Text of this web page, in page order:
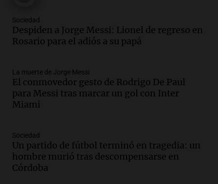
Audio.Messi llegará esta noche a
Rosario para acompañar a su familia
Episodios
Audio.Ley de Propiedad Privada: el revés
en el Congreso expuso una debilidad
comunicacional del Gobierno
Episodios
Audio.Casabindo se prepara para una
celebración única: 30.000 turistas y el
tradicional Toreo de la Vincha
Sociedad
Despiden a Jorge Messi: Lionel de regreso en
Rosario para el adiós a su papá
La muerte de Jorge Messi
El conmovedor gesto de Rodrigo De Paul
para Messi tras marcar un gol con Inter
Miami
Sociedad
Un partido de fútbol terminó en tragedia: un
hombre murió tras descompensarse en
Córdoba